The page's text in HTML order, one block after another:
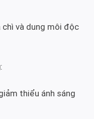
chì và dung môi độc
:
thiểu ánh sáng